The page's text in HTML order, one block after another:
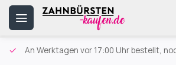
An Werktagen vor 17:00 Uhr bestellt,